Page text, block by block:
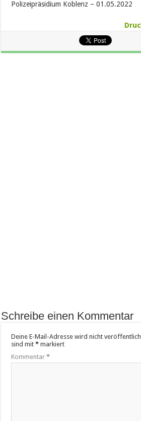
Polizeipräsidium Koblenz – 01.05.2022
Schreibe einen Kommentar
Deine E-Mail-Adresse wird nicht
sind mit* markiert
Kommentar*